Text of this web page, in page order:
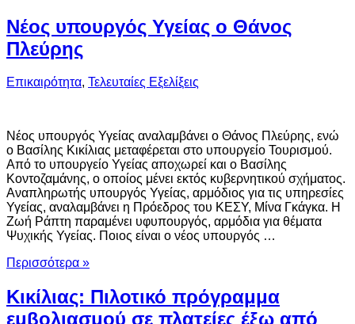
Νέος υπουργός Υγείας ο Θάνος
Πλεύρης
Επικαιρότητα, Τελευταίες Εξελίξεις
Νέος υπουργός Υγείας αναλαμβάνει ο Θάνος Πλεύρης, ενώ
ο Βασίλης Κικίλιας μεταφέρεται στο υπουργείο Τουρισμού.
Από το υπουργείο Υγείας αποχωρεί και ο Βασίλης
Κοντοζαμάνης, ο οποίος μένει εκτός κυβερνητικού σχήματος.
Αναπληρωτής υπουργός Υγείας, αρμόδιος για τις υπηρεσίες
Υγείας, αναλαμβάνει η Πρόεδρος του ΚΕΣΥ, Μίνα Γκάγκα. Η
Ζωή Ράπτη παραμένει υφυπουργός, αρμόδια για θέματα
Ψυχικής Υγείας. Ποιος είναι ο νέος υπουργός …
Περισσότερα »
Κικίλιας: Πιλοτικό πρόγραμμα
εμβολιασμού σε πλατείες έξω από